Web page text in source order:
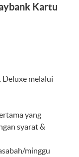
Kartu
melalui
yang
syarat &
minggu